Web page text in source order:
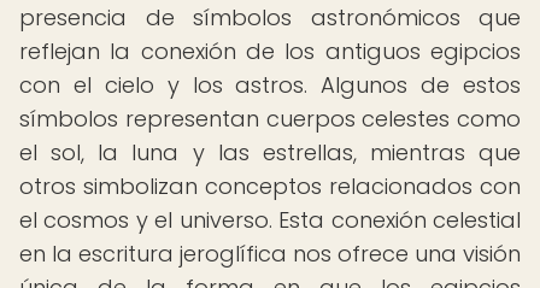
presencia de símbolos astronómicos que
reflejan la conexión de los antiguos egipcios
con el cielo y los astros. Algunos de estos
símbolos representan cuerpos celestes como
el sol, la luna y las estrellas, mientras que
otros simbolizan conceptos relacionados con
el cosmos y el universo. Esta conexión celestial
en la escritura jeroglífica nos ofrece una visión